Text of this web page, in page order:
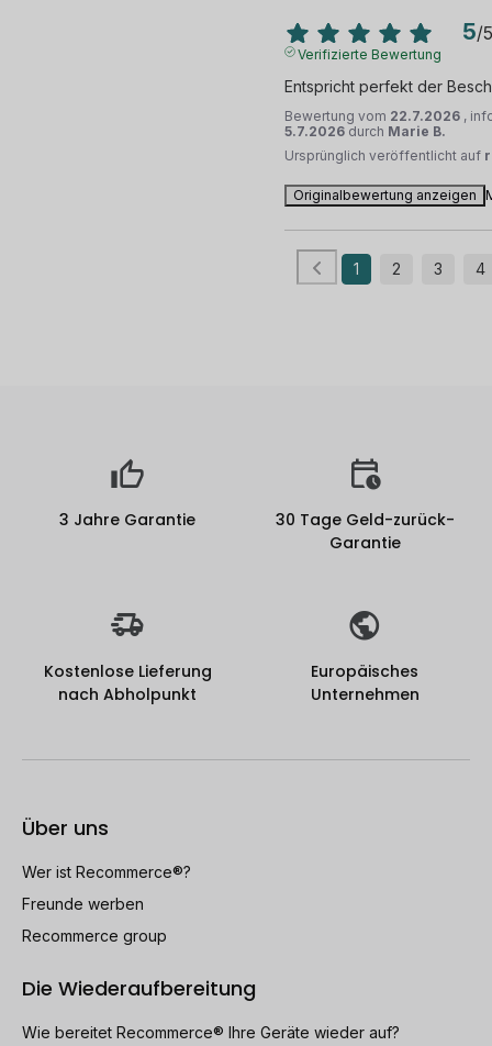
5/5
Verifizierte Bewertung
Entspricht perfekt der
Bewertung vom 22.7.2026 ,
5.7.2026 durch Marie B.
Ursprünglich veröffentlicht auf
Originalbewertung anzeigen
1 2 3 4
3 Jahre Garantie
30 Tage Geld-zurück-
Garantie
Kostenlose Lieferung
nach Abholpunkt
Europäisches
Unternehmen
Über uns
Wer ist Recommerce®?
Freunde werben
Recommerce group
Die Wiederaufbereitung
Wie bereitet Recommerce® Ihre Geräte wieder auf?